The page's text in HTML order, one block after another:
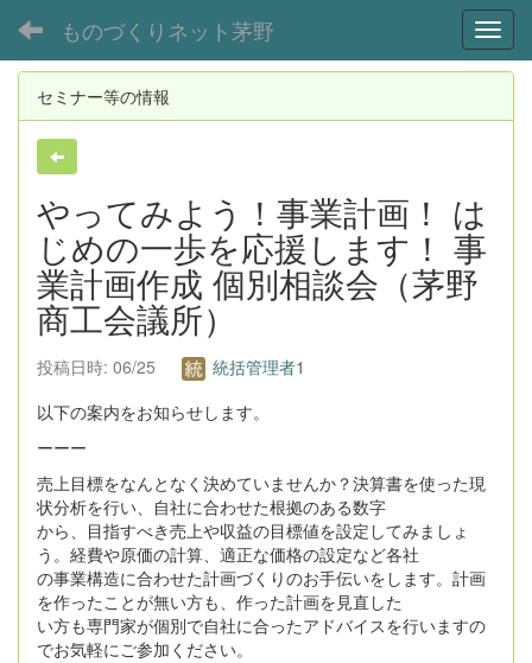
ものづくりネット茅野
セミナー等の情報
やってみよう！事業計画！ は
じめの一歩を応援します！ 事
業計画作成 個別相談会（茅野
商工会議所）
投稿日時: 06/25
統括管理者1
以下の案内をお知らせします。
ーーー
売上目標をなんとなく決めていませんか？決算書を使った現
状分析を行い、自社に合わせた根拠のある数字
から、目指すべき売上や収益の目標値を設定してみましょ
う。経費や原価の計算、適正な価格の設定など各社
の事業構造に合わせた計画づくりのお手伝いをします。計画
を作ったことが無い方も、作った計画を見直した
い方も専門家が個別で自社に合ったアドバイスを行いますの
でお気軽にご参加ください。